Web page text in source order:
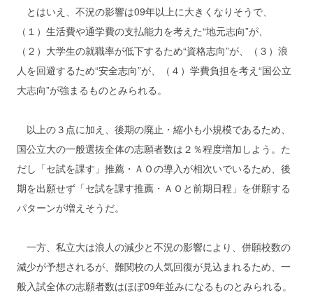
とはいえ、不況の影響は09年以上に大きくなりそうで、
（１）生活費や通学費の支払能力を考えた“地元志向”が、
（２）大学生の就職率が低下するため“資格志向”が、（３）浪
人を回避するため“安全志向”が、（４）学費負担を考え“国公立
大志向”が強まるものとみられる。
以上の３点に加え、後期の廃止・縮小も小規模であるため、
国公立大の一般選抜全体の志願者数は２％程度増加しよう。た
だし「セ試を課す」推薦・ＡＯの導入が相次いでいるため、後
期を出願せず「セ試を課す推薦・ＡＯと前期日程」を併願する
パターンが増えそうだ。
一方、私立大は浪人の減少と不況の影響により、併願校数の
減少が予想されるが、難関校の人気回復が見込まれるため、一
般入試全体の志願者数はほぼ09年並みになるものとみられる。